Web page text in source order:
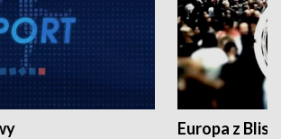
Europa z